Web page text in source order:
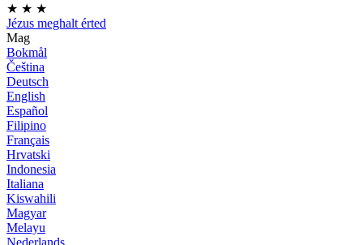
★ ★ ★
Jézus meghalt érted
Mag
Bokmål
Čeština
Deutsch
English
Español
Filipino
Français
Hrvatski
Indonesia
Italiana
Kiswahili
Magyar
Melayu
Nederlands